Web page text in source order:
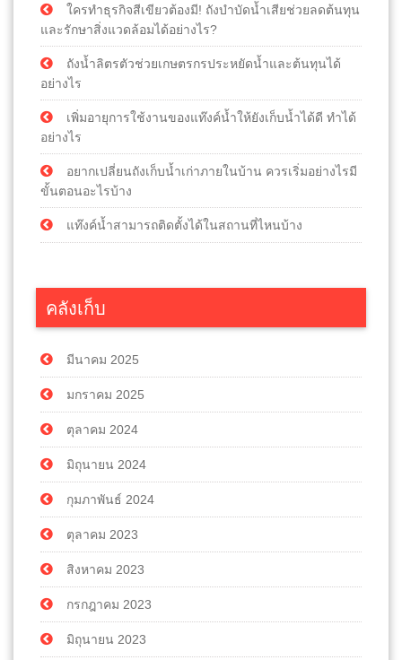
ใครทำธุรกิจสีเขียวต้องมี! ถังบำบัดน้ำเสียช่วยลดต้นทุน
และรักษาสิ่งแวดล้อมได้อย่างไร?
ถังน้ำลิตรตัวช่วยเกษตรกรประหยัดน้ำและต้นทุนได้
อย่างไร
เพิ่มอายุการใช้งานของแท๊งค์น้ำให้ยังเก็บน้ำได้ดี ทำได้
อย่างไร
อยากเปลี่ยนถังเก็บน้ำเก่าภายในบ้าน ควรเริ่มอย่างไรมี
ขั้นตอนอะไรบ้าง
แท๊งค์น้ำสามารถติดตั้งได้ในสถานที่ไหนบ้าง
คลังเก็บ
มีนาคม 2025
มกราคม 2025
ตุลาคม 2024
มิถุนายน 2024
กุมภาพันธ์ 2024
ตุลาคม 2023
สิงหาคม 2023
กรกฎาคม 2023
มิถุนายน 2023